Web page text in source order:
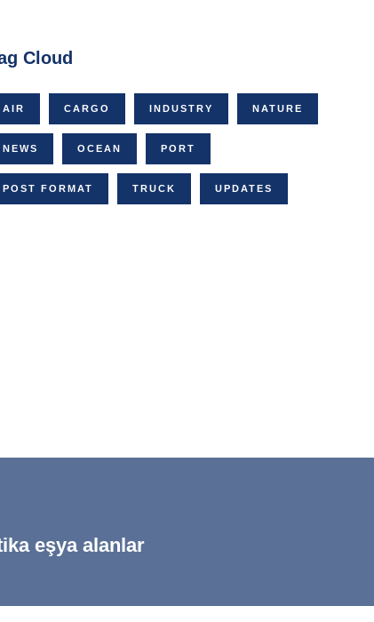
Cloud
AIR CARGO INDUSTRY NATURE
NEWS OCEAN PORT
POST FORMAT TRUCK UPDATES
eşya alanlar